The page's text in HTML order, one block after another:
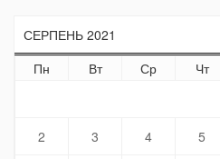
СЕРПЕНЬ 2021
Пн
Вт Ср Чт
2 3 4 5